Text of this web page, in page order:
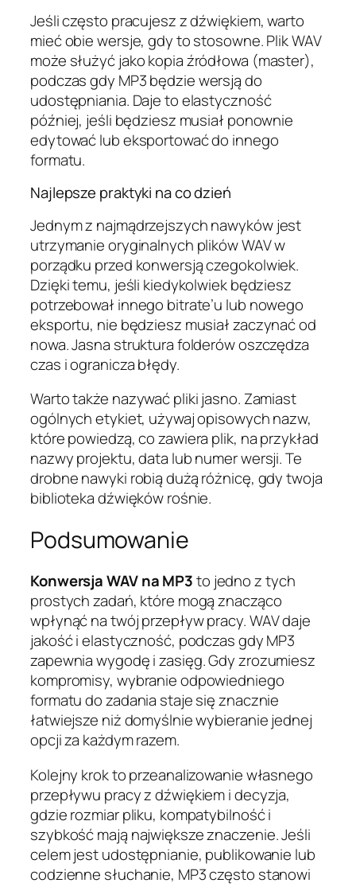
Jeśli często pracujesz z dźwiękiem, warto
mieć obie wersje, gdy to stosowne. Plik WAV
może służyć jako kopia źródłowa (master),
podczas gdy MP3 będzie wersją do
udostępniania. Daje to elastyczność
później, jeśli będziesz musiał ponownie
edytować lub eksportować do innego
formatu.
Najlepsze praktyki na co dzień
Jednym z najmądrzejszych nawyków jest
utrzymanie oryginalnych plików WAV w
porządku przed konwersją czegokolwiek.
Dzięki temu, jeśli kiedykolwiek będziesz
potrzebował innego bitrate’u lub nowego
eksportu, nie będziesz musiał zaczynać od
nowa. Jasna struktura folderów oszczędza
czas i ogranicza błędy.
Warto także nazywać pliki jasno. Zamiast
ogólnych etykiet, używaj opisowych nazw,
które powiedzą, co zawiera plik, na przykład
nazwy projektu, data lub numer wersji. Te
drobne nawyki robią dużą różnicę, gdy twoja
biblioteka dźwięków rośnie.
Podsumowanie
Konwersja WAV na MP3to jedno z tych
prostych zadań, które mogą znacząco
wpłynąć na twój przepływ pracy. WAV daje
jakość i elastyczność, podczas gdy MP3
zapewnia wygodę i zasięg. Gdy zrozumiesz
kompromisy, wybranie odpowiedniego
formatu do zadania staje się znacznie
łatwiejsze niż domyślnie wybieranie jednej
opcji za każdym razem.
Kolejny krok to przeanalizowanie własnego
przepływu pracy z dźwiękiem i decyzja,
gdzie rozmiar pliku, kompatybilność i
szybkość mają największe znaczenie. Jeśli
celem jest udostępnianie, publikowanie lub
codzienne słuchanie, MP3 często stanowi